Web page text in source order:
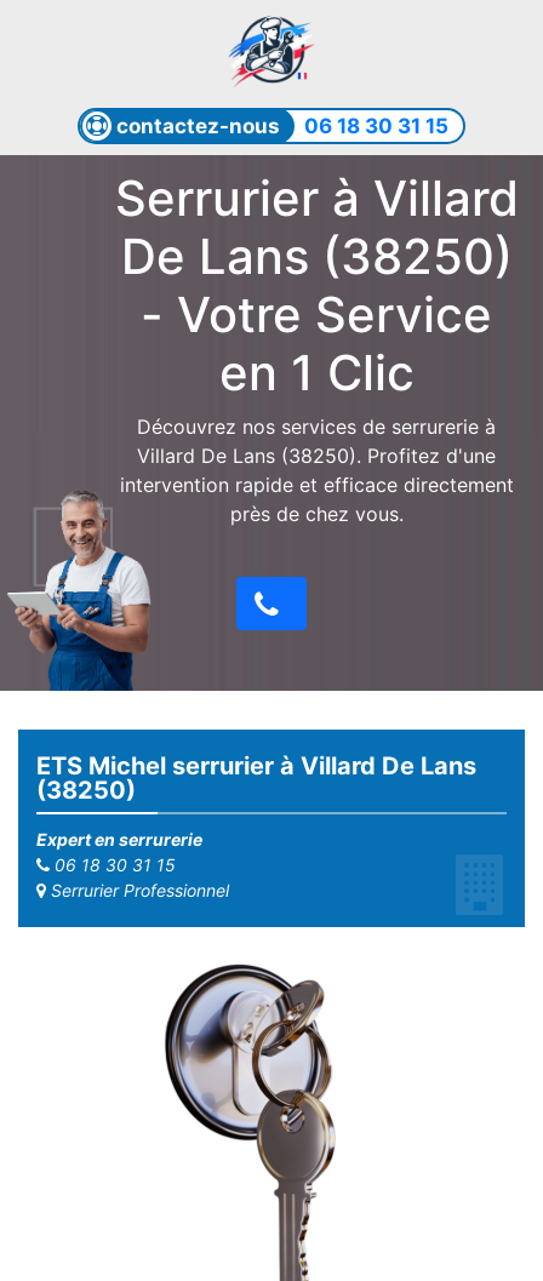
contactez-nous 06 18 30 31 15
Serrurier à Villard
De Lans (38250)
- Votre Service
en 1 Clic
Découvrez nos services de serrurerie à
Villard De Lans (38250). Profitez d'une
intervention rapide et efficace directement
près de chez vous.
ETS Michel serrurier à Villard De Lans
(38250)
Expert en serrurerie
06 18 30 31 15
Serrurier Professionnel